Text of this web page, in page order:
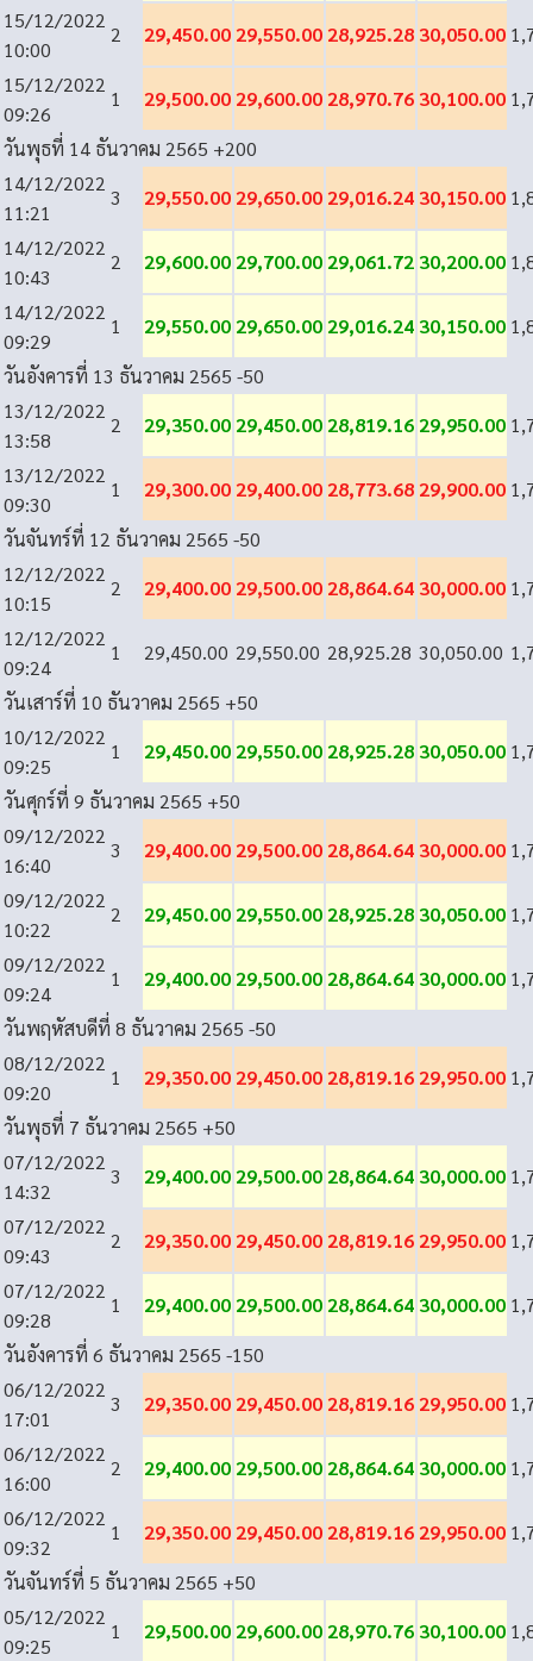
15/12/2022
10:00
2 29,450.00 29,550.00 28,925.28 30,050.00
15/12/2022
09:26
1 29,500.00 29,600.00 28,970.76 30,100.00
วันพุธที่ 14 ธันวาคม 2565 +200
14/12/2022
11:21
3 29,550.00 29,650.00 29,016.24 30,150.00
14/12/2022
10:43
2 29,600.00 29,700.00 29,061.72 30,200.00
14/12/2022
09:29
1 29,550.00 29,650.00 29,016.24 30,150.00
วันอังคารที่ 13 ธันวาคม 2565 -50
13/12/2022
13:58
2 29,350.00 29,450.00 28,819.16 29,950.00
13/12/2022
09:30
1 29,300.00 29,400.00 28,773.68 29,900.00
วันจันทร์ที่ 12 ธันวาคม 2565 -50
12/12/2022
10:15
2 29,400.00 29,500.00 28,864.64 30,000.00
12/12/2022
09:24
1 29,450.00 29,550.00 28,925.28 30,050.00
วันเสาร์ที่ 10 ธันวาคม 2565 +50
10/12/2022
09:25
1 29,450.00 29,550.00 28,925.28 30,050.00
วันศุกร์ที่ 9 ธันวาคม 2565 +50
09/12/2022
16:40
3 29,400.00 29,500.00 28,864.64 30,000.00
09/12/2022
10:22
2 29,450.00 29,550.00 28,925.28 30,050.00
09/12/2022
09:24
1 29,400.00 29,500.00 28,864.64 30,000.00
วันพฤหัสบดีที่ 8 ธันวาคม 2565 -50
08/12/2022
09:20
1 29,350.00 29,450.00 28,819.16 29,950.00
วันพุธที่ 7 ธันวาคม 2565 +50
07/12/2022
14:32
3 29,400.00 29,500.00 28,864.64 30,000.00
07/12/2022
09:43
2 29,350.00 29,450.00 28,819.16 29,950.00
07/12/2022
09:28
1 29,400.00 29,500.00 28,864.64 30,000.00
วันอังคารที่ 6 ธันวาคม 2565 -150
06/12/2022
17:01
3 29,350.00 29,450.00 28,819.16 29,950.00
06/12/2022
16:00
2 29,400.00 29,500.00 28,864.64 30,000.00
06/12/2022
09:32
1 29,350.00 29,450.00 28,819.16 29,950.00
วันจันทร์ที่ 5 ธันวาคม 2565 +50
05/12/2022
09:25
1 29,500.00 29,600.00 28,970.76 30,100.00